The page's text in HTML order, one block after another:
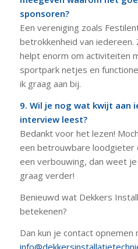
sponsoren?
Een vereniging zoals
betrokkenheid van iedereen.
helpt enorm om activiteiten
sportpark netjes en
ik graag aan bij.
9. Wil je nog wat kwijt aan
interview leest?
Bedankt voor het lezen!
een betrouwbare loodgieter
een verbouwing, dan weet
graag verder!
Benieuwd wat Dekkers
betekenen?
Dan kun je contact opnemen